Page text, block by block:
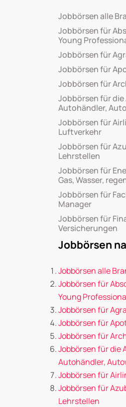
Jobbörsen alle
Jobbörsen für
Young
Jobbörsen für
Jobbörsen für
Jobbörsen für
Jobbörsen für
Autohändler,
Jobbörsen für
Luftverkehr
Jobbörsen für
Lehrstellen
Jobbörsen für
Gas, Wasser,
Jobbörsen für
Manager
Jobbörsen für
Versicherungen
Jobbörsen
Jobbörsen alle
Jobbörsen für
Young
Jobbörsen für
Jobbörsen für
Jobbörsen für
Jobbörsen für die
Autohändler,
Jobbörsen für
Jobbörsen für
Lehrstellen